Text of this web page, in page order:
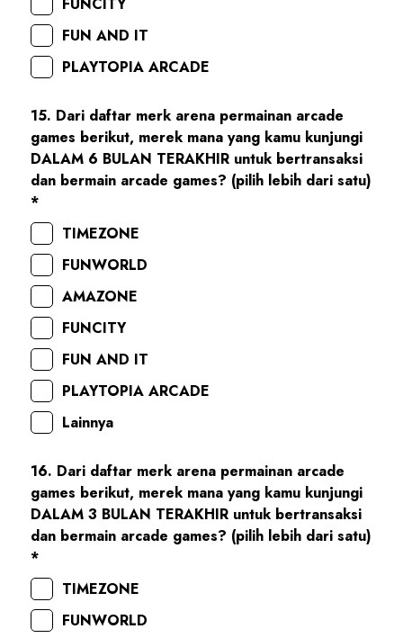
FUN AND IT
PLAYTOPIA ARCADE
15. Dari daftar merk arena permainan arcade
games berikut, merek mana yang kamu kunjungi
DALAM 6 BULAN TERAKHIR untuk bertransaksi
dan bermain arcade games? (pilih lebih dari satu)
*
TIMEZONE
FUNWORLD
AMAZONE
FUNCITY
FUN AND IT
PLAYTOPIA ARCADE
Lainnya
16. Dari daftar merk arena permainan arcade
games berikut, merek mana yang kamu kunjungi
DALAM 3 BULAN TERAKHIR untuk bertransaksi
dan bermain arcade games? (pilih lebih dari satu)
*
TIMEZONE
FUNWORLD